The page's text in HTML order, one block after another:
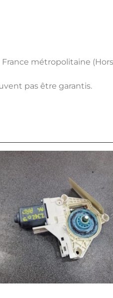
métropolitaine
pas être garantis.